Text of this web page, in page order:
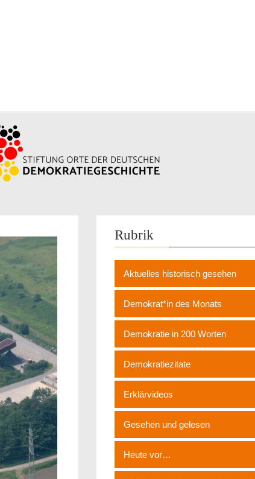
Rubrik
Aktuelles historisch gesehen
Demokrat*in des Monats
Demokratie in 200 Worten
Demokratiezitate
Erklärvideos
Gesehen und gelesen
Heute vor…